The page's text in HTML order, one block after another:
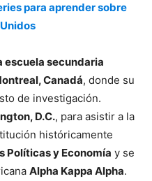
para aprender sobre
escuela secundaria
Canadá, donde su
de investigación.
D.C., para asistir a la
históricamente
Políticas y Economía y se
Alpha Kappa Alpha.